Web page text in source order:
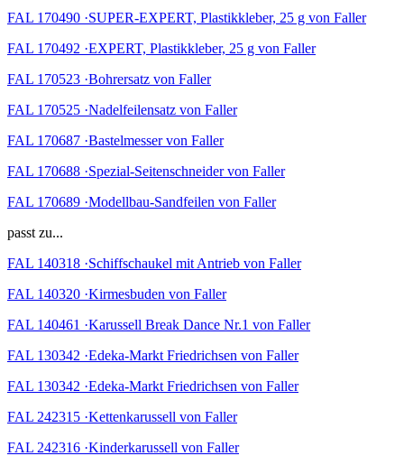
FAL 170490 ·SUPER-EXPERT, Plastikkleber, 25 g von Faller
FAL 170492 ·EXPERT, Plastikkleber, 25 g von Faller
FAL 170523 ·Bohrersatz von Faller
FAL 170525 ·Nadelfeilensatz von Faller
FAL 170687 ·Bastelmesser von Faller
FAL 170688 ·Spezial-Seitenschneider von Faller
FAL 170689 ·Modellbau-Sandfeilen von Faller
passt zu...
FAL 140318 ·Schiffschaukel mit Antrieb von Faller
FAL 140320 ·Kirmesbuden von Faller
FAL 140461 ·Karussell Break Dance Nr.1 von Faller
FAL 130342 ·Edeka-Markt Friedrichsen von Faller
FAL 130342 ·Edeka-Markt Friedrichsen von Faller
FAL 242315 ·Kettenkarussell von Faller
FAL 242316 ·Kinderkarussell von Faller